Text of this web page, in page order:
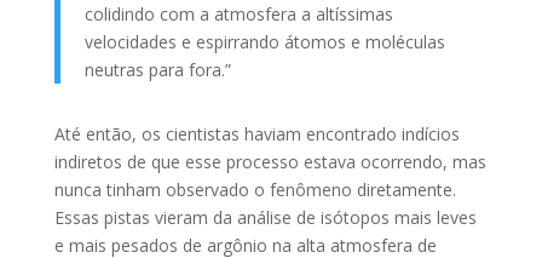
colidindo com a atmosfera a altíssimas
velocidades e espirrando átomos e moléculas
neutras para fora.”
Até então, os cientistas haviam encontrado indícios
indiretos de que esse processo estava ocorrendo, mas
nunca tinham observado o fenômeno diretamente.
Essas pistas vieram da análise de isótopos mais leves
e mais pesados de argônio na alta atmosfera de